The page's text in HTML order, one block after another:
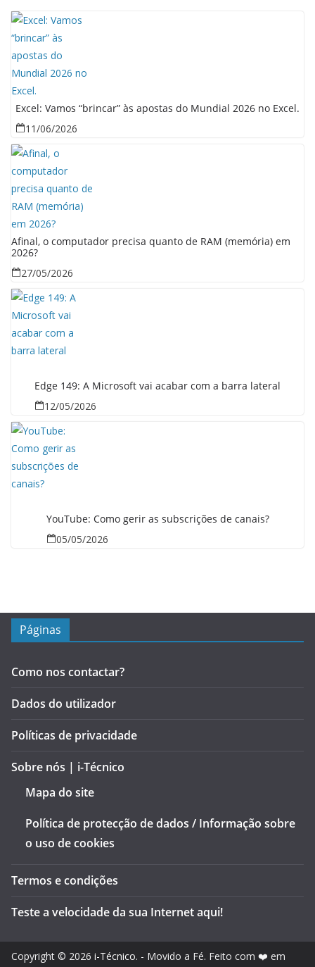
Excel: Vamos “brincar” às apostas do Mundial 2026 no Excel.
11/06/2026
Afinal, o computador precisa quanto de RAM (memória) em
2026?
27/05/2026
Edge 149: A Microsoft vai acabar com a barra lateral
12/05/2026
YouTube: Como gerir as subscrições de canais?
05/05/2026
Páginas
Como nos contactar?
Dados do utilizador
Políticas de privacidade
Sobre nós | i-Técnico
Mapa do site
Política de protecção de dados / Informação sobre
o uso de cookies
Termos e condições
Teste a velocidade da sua Internet aqui!
Copyright © 2026 i-Técnico. - Movido a Fé. Feito com ❤️ em